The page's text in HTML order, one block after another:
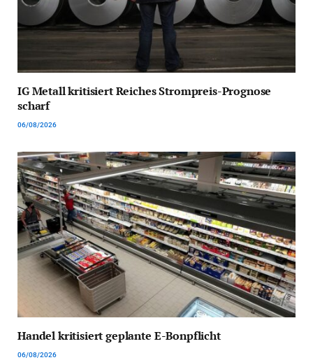
IG Metall kritisiert Reiches Strompreis-Prognose
scharf
06/08/2026
Handel kritisiert geplante E-Bonpflicht
06/08/2026